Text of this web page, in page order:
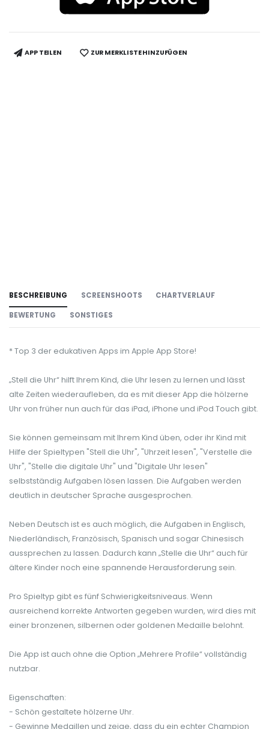
APP TEILEN ZUR MERKLISTE HINZUFÜGEN
BESCHREIBUNG SCREENSHOOTS CHARTVERLAUF
BEWERTUNG SONSTIGES
* Top 3 der edukativen Apps im Apple App Store!
„Stell die Uhr“ hilft Ihrem Kind, die Uhr lesen zu lernen und lässt
alte Zeiten wiederaufleben, da es mit dieser App die hölzerne
Uhr von früher nun auch für das iPad, iPhone und iPod Touch gibt.
Sie können gemeinsam mit Ihrem Kind üben, oder ihr Kind mit
Hilfe der Spieltypen "Stell die Uhr", "Uhrzeit lesen", "Verstelle die
Uhr", "Stelle die digitale Uhr" und "Digitale Uhr lesen"
selbstständig Aufgaben lösen lassen. Die Aufgaben werden
deutlich in deutscher Sprache ausgesprochen.
Neben Deutsch ist es auch möglich, die Aufgaben in Englisch,
Niederländisch, Französisch, Spanisch und sogar Chinesisch
aussprechen zu lassen. Dadurch kann „Stelle die Uhr“ auch für
ältere Kinder noch eine spannende Herausforderung sein.
Pro Spieltyp gibt es fünf Schwierigkeitsniveaus. Wenn
ausreichend korrekte Antworten gegeben wurden, wird dies mit
einer bronzenen, silbernen oder goldenen Medaille belohnt.
Die App ist auch ohne die Option „Mehrere Profile“ vollständig
nutzbar.
Eigenschaften:
- Schön gestaltete hölzerne Uhr.
- Gewinne Medaillen und zeige, dass du ein echter Champion